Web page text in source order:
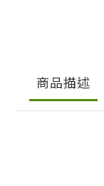
商品描述